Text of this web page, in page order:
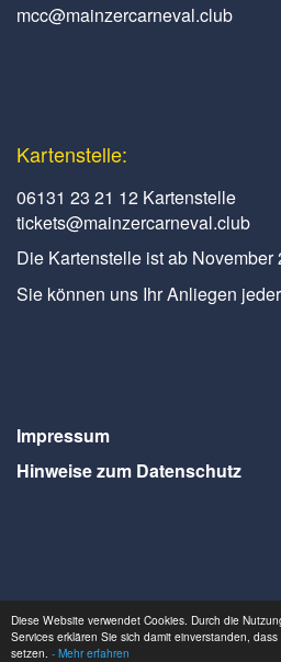
Diese Website verwendet Cookies. Durch die
Services erklären Sie sich damit einverstanden, dass
setzen. - Mehr erfahren
mcc@mainzercarneval.club
Kartenstelle:
06131 23 21 12 Kartenstelle
tickets@mainzercarneval.club
Die Kartenstelle ist ab November
Sie können uns Ihr Anliegen
Impressum
Hinweise zum Datenschutz
Webdesign